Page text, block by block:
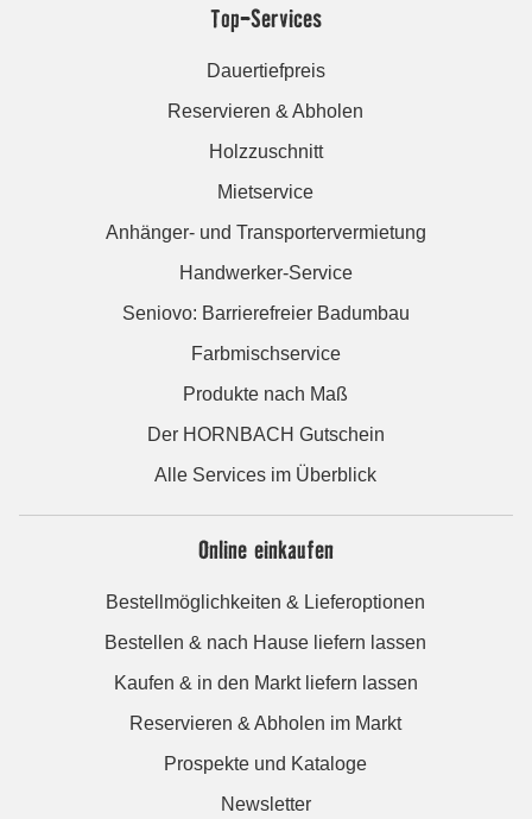
Top-Services
Dauertiefpreis
Reservieren & Abholen
Holzzuschnitt
Mietservice
Anhänger- und Transportervermietung
Handwerker-Service
Seniovo: Barrierefreier Badumbau
Farbmischservice
Produkte nach Maß
Der HORNBACH Gutschein
Alle Services im Überblick
Online einkaufen
Bestellmöglichkeiten & Lieferoptionen
Bestellen & nach Hause liefern lassen
Kaufen & in den Markt liefern lassen
Reservieren & Abholen im Markt
Prospekte und Kataloge
Newsletter